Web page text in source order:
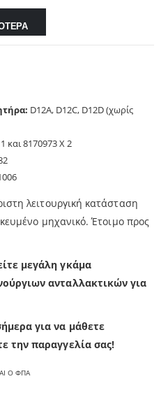
D12A, D12C, D12D (χωρίς
και 8170973 X 2
λειτουργική κατάσταση
μηχανικό. Έτοιμο προς
μεγάλη γκάμα
ανταλλακτικών για
για να μάθετε
την παραγγελία σας!
Ο ΦΠΑ